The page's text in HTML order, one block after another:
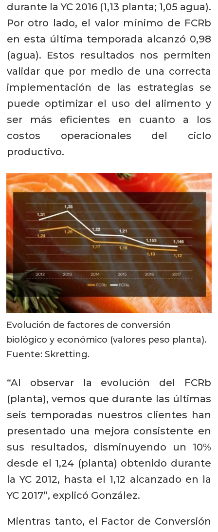
durante la YC 2016 (1,13 planta; 1,05 agua).
Por otro lado, el valor mínimo de FCRb
en esta última temporada alcanzó 0,98
(agua). Estos resultados nos permiten
validar que por medio de una correcta
implementación de las estrategias se
puede optimizar el uso del alimento y
ser más eficientes en cuanto a los
costos operacionales del ciclo
productivo.
Evolución de factores de conversión
biológico y económico (valores peso planta).
Fuente: Skretting.
“Al observar la evolución del FCRb
(planta), vemos que durante las últimas
seis temporadas nuestros clientes han
presentado una mejora consistente en
sus resultados, disminuyendo un 10%
desde el 1,24 (planta) obtenido durante
la YC 2012, hasta el 1,12 alcanzado en la
YC 2017”, explicó González.
Mientras tanto, el Factor de Conversión